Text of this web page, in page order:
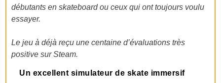
débutants en skateboard ou ceux qui ont toujours voulu
essayer.
Le jeu à déjà reçu une centaine d’évaluations très
positive sur Steam.
Un excellent simulateur de skate immersif